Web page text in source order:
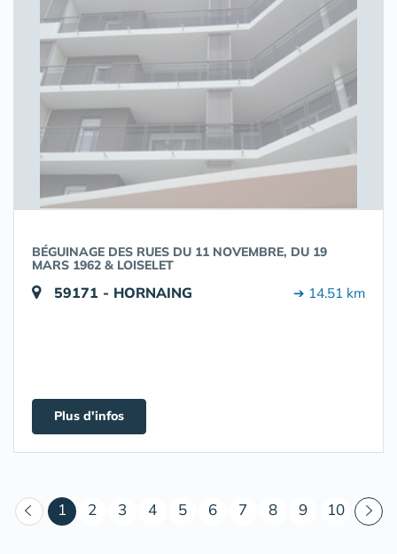
BÉGUINAGE DES RUES DU 11 NOVEMBRE, DU 19
MARS 1962 & LOISELET
59171 - HORNAING ➔ 14.51 km
Plus d'infos
1 (courant)
2 3 4 5 6 7 8 9 10